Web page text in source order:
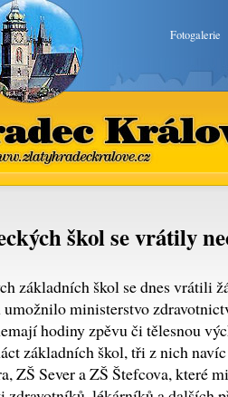
Fotogalerie
Hradec Králové
www.zlatyhradeckralove.cz
škol se vrátily
základních škol se dnes vrátili
ministerstvo
hodiny zpěvu či tělesnou
základních škol, tři z nich
ZŠ Sever a ZŠ Štefcova, které